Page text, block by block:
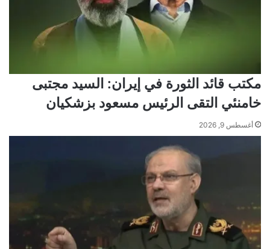
مكتب قائد الثورة في إيران: السيد مجتبى
خامنئي التقى الرئيس مسعود بزشكيان
أغسطس 9, 2026